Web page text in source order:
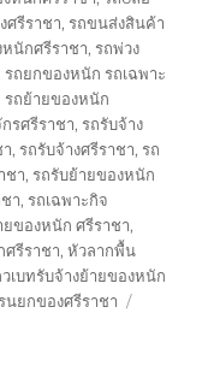
ศรีราชา,รถขนส่งสินค้า
นักศรีราชา,รถพ่วง
,รถยกของหนัก รถเฉพาะ
,รถย้ายของหนัก
รศรีราชา,รถรับจ้าง
,รถรับจ้างศรีราชา,รถ
ชา,รถรับย้ายของหนัก
า,รถเฉพาะกิจ
ยของหนัก ศรีราชา,
รีราชา,หัวลากพื้น
เบทรับจ้างย้ายของหนัก
นยกของศรีราชา